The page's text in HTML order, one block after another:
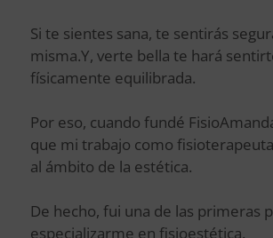
Si te sientes sana, te sentirás
misma.Y, verte bella te hará
físicamente equilibrada.
Por eso, cuando fundé
que mi trabajo como
al ámbito de la estética.
De hecho, fui una de las primeras
especializarme en fisioestética.